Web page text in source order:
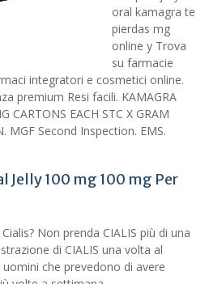
oral kamagra te
pierdas mg
online y Trova
su farmacie
integratori e cosmetici online.
premium Resi facili. KAMAGRA
CARTONS EACH STC X GRAM
MGF Second Inspection. EMS.
Jelly 100 mg 100 mg Per
Non prenda CIALIS più di una
di CIALIS una volta al
che prevedono di avere